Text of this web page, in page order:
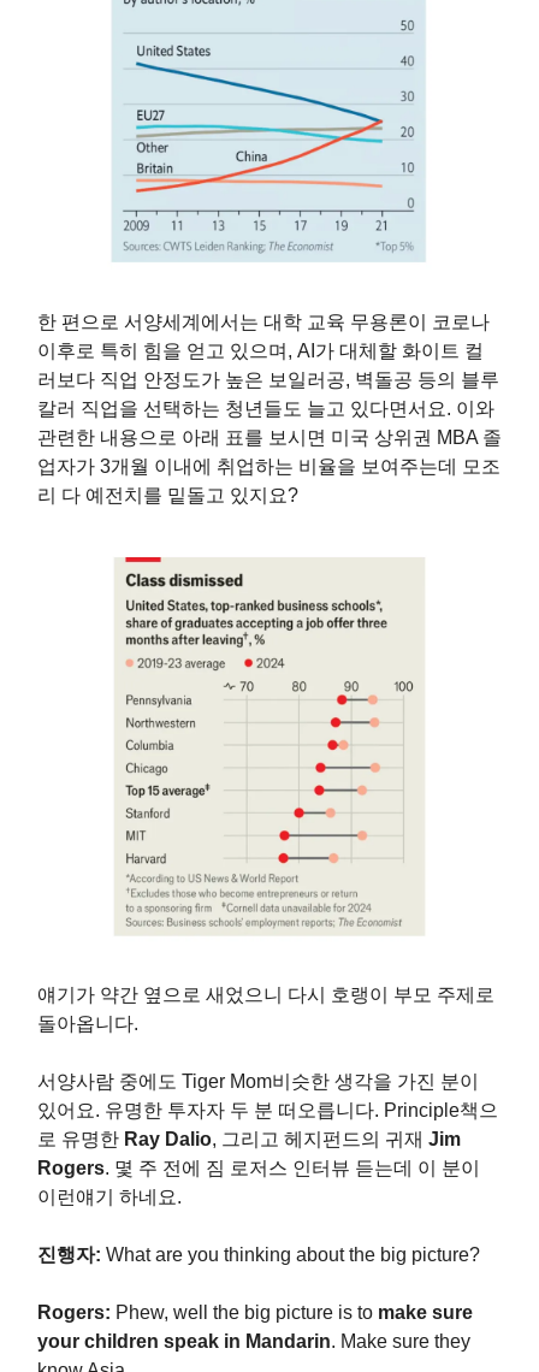
한 편으로 서양세계에서는 대학 교육 무용론이 코로나
이후로 특히 힘을 얻고 있으며, AI가 대체할 화이트 컬
러보다 직업 안정도가 높은 보일러공, 벽돌공 등의 블루
칼러 직업을 선택하는 청년들도 늘고 있다면서요. 이와
관련한 내용으로 아래 표를 보시면 미국 상위권 MBA 졸
업자가 3개월 이내에 취업하는 비율을 보여주는데 모조
리 다 예전치를 밑돌고 있지요?
얘기가 약간 옆으로 새었으니 다시 호랭이 부모 주제로
돌아옵니다.
서양사람 중에도 Tiger Mom비슷한 생각을 가진 분이
있어요. 유명한 투자자 두 분 떠오릅니다. Principle책으
로 유명한 Ray Dalio, 그리고 헤지펀드의 귀재 Jim
Rogers. 몇 주 전에 짐 로저스 인터뷰 듣는데 이 분이
이런얘기 하네요.
진행자: What are you thinking about the big picture?
Rogers: Phew, well the big picture is to make sure
your children speak in Mandarin. Make sure they